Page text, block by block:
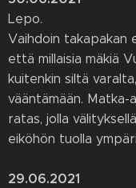
Lepo.
Vaihdoin takapakan
että millaisia mäkiä
kuitenkin siltä
vääntämään.
ratas, jolla
eiköhön tuolla
29.06.2021